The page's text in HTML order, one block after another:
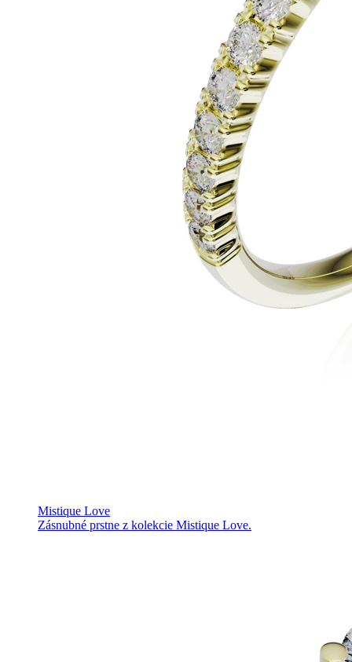
Mistique Love
Zásnubné prstne z kolekcie Mistique Love.